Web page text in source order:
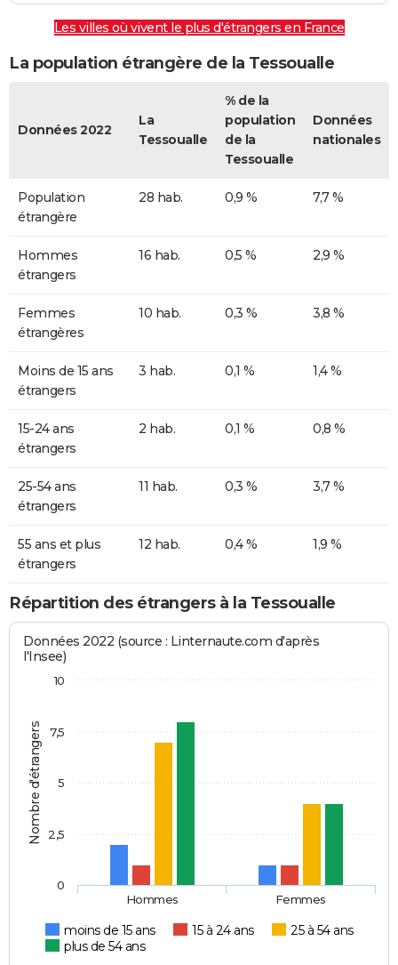
Les villes où vivent le plus d'étrangers en France
La population étrangère de la Tessoualle
Données 2022
La
Tessoualle
% de la
population
de la
Tessoualle
Données
nationales
Population
étrangère
28 hab. 0,9 % 7,7 %
Hommes
étrangers
16 hab. 0,5 % 2,9 %
Femmes
étrangères
10 hab. 0,3 % 3,8 %
Moins de 15 ans
étrangers
3 hab. 0,1 % 1,4 %
15-24 ans
étrangers
2 hab. 0,1 % 0,8 %
25-54 ans
étrangers
11 hab. 0,3 % 3,7 %
55 ans et plus
étrangers
12 hab. 0,4 % 1,9 %
Répartition des étrangers à la Tessoualle
Nombre d'étrangers
Données 2022 (source : Linternaute.com d'après
l'Insee)
moins de 15 ans 15 à 24 ans
25 à 54 ans
plus de 54 ans
Hommes Femmes
0
2,5
5
7,5
10